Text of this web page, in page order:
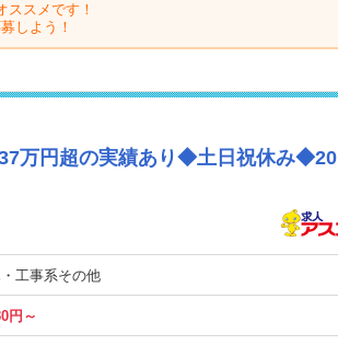
ススメです！
しよう！
37万円超の実績あり◆土日祝休み◆20
工事系その他
円～